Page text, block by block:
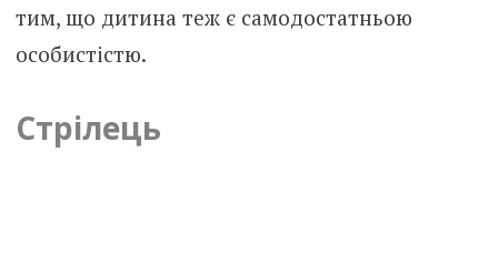
тим, що дитина теж є самодостатньою
особистістю.
Стрілець